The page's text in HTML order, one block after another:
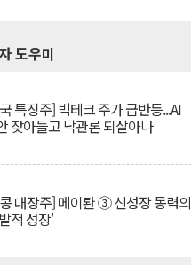
도우미
특징주] 빅테크 주가 급반등...AI
잦아들고 낙관론 되살아나
대장주] 메이퇀 ③ 신성장 동력의
적 성장'